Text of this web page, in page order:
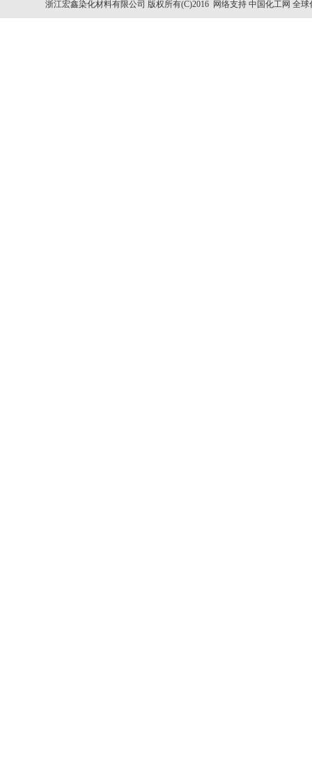
浙江宏鑫染化材料有限公司 版权所有(C)2016 网络支持中国化工网 全球